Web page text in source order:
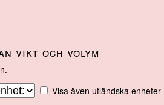
vikt och volym
Visa även utländska enheter